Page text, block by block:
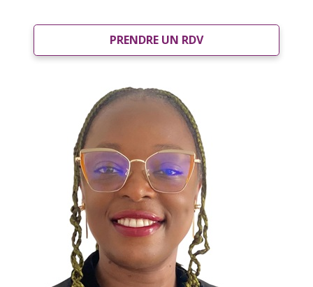
PRENDRE UN RDV